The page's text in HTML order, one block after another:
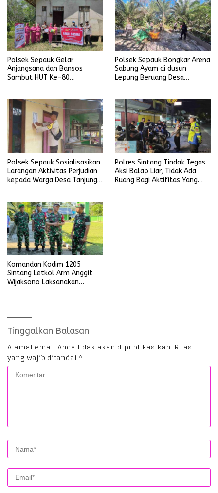
Polsek Sepauk Gelar
Anjangsana dan Bansos
Sambut HUT Ke-80
Polsek Sepauk Bongkar Arena
Sabung Ayam di dusun
Lepung Beruang Desa
Polsek Sepauk Sosialisasikan
Larangan Aktivitas Perjudian
kepada Warga Desa Tanjung
Polres Sintang Tindak Tegas
Aksi Balap Liar, Tidak Ada
Ruang Bagi Aktifitas Yang
Komandan Kodim 1205
Sintang Letkol Arm Anggit
Wijaksono Laksanakan
Tinggalkan Balasan
Alamat email Anda tidak akan dipublikasikan. Ruas
yang wajib ditandai *